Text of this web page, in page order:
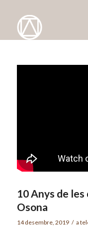
10 Anys de
Osona
14 desembre, 2019 / a